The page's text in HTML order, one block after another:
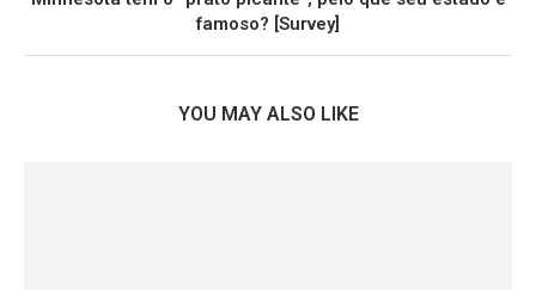
famoso? [Survey]
YOU MAY ALSO LIKE